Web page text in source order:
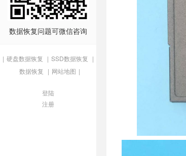
数据恢复问题可微信咨询
| 硬盘数据恢复 | SSD数据恢复 |
数据恢复 | 网站地图 |
登陆
注册